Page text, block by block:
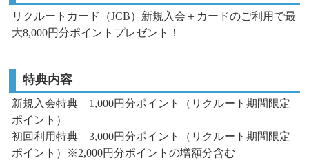
リクルートカード（JCB）新規入会＋カードのご利用で最
大8,000円分ポイントプレゼント！
特典内容
新規入会特典 1,000円分ポイント（リクルート期間限定
ポイント）
初回利用特典 3,000円分ポイント（リクルート期間限定
ポイント） ※2,000円分ポイントの増額分含む